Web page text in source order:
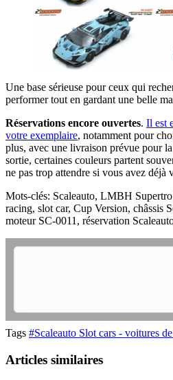
Une base sérieuse pour ceux qui
performer tout en gardant une belle
Réservations encore ouvertes. Il est
votre exemplaire, notamment pour
plus, avec une livraison prévue pour
sortie, certaines couleurs partent
ne pas trop attendre si vous avez déjà
Mots-clés: Scaleauto, LMBH
racing, slot car, Cup Version, châssis
moteur SC-0011, réservation
Tags #Scaleauto Slot cars - voitures
Articles similaires